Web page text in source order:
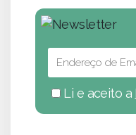
Li e aceito a